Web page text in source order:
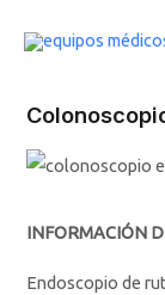
INFORMACIÓN
Endoscopio de